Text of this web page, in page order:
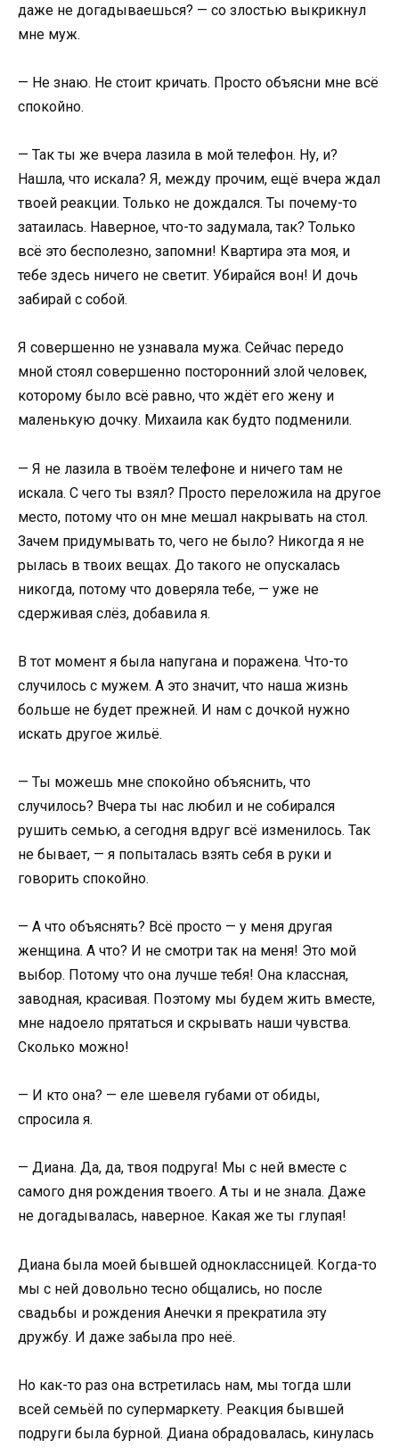
даже не догадываешься? — со злостью выкрикнул
мне муж.
— Не знаю. Не стоит кричать. Просто объясни мне всё
спокойно.
— Так ты же вчера лазила в мой телефон. Ну, и?
Нашла, что искала? Я, между прочим, ещё вчера ждал
твоей реакции. Только не дождался. Ты почему-то
затаилась. Наверное, что-то задумала, так? Только
всё это бесполезно, запомни! Квартира эта моя, и
тебе здесь ничего не светит. Убирайся вон! И дочь
забирай с собой.
Я совершенно не узнавала мужа. Сейчас передо
мной стоял совершенно посторонний злой человек,
которому было всё равно, что ждёт его жену и
маленькую дочку. Михаила как будто подменили.
— Я не лазила в твоём телефоне и ничего там не
искала. С чего ты взял? Просто переложила на другое
место, потому что он мне мешал накрывать на стол.
Зачем придумывать то, чего не было? Никогда я не
рылась в твоих вещах. До такого не опускалась
никогда, потому что доверяла тебе, — уже не
сдерживая слёз, добавила я.
В тот момент я была напугана и поражена. Что-то
случилось с мужем. А это значит, что наша жизнь
больше не будет прежней. И нам с дочкой нужно
искать другое жильё.
— Ты можешь мне спокойно объяснить, что
случилось? Вчера ты нас любил и не собирался
рушить семью, а сегодня вдруг всё изменилось. Так
не бывает, — я попыталась взять себя в руки и
говорить спокойно.
— А что объяснять? Всё просто — у меня другая
женщина. А что? И не смотри так на меня! Это мой
выбор. Потому что она лучше тебя! Она классная,
заводная, красивая. Поэтому мы будем жить вместе,
мне надоело прятаться и скрывать наши чувства.
Сколько можно!
— И кто она? — еле шевеля губами от обиды,
спросила я.
— Диана. Да, да, твоя подруга! Мы с ней вместе с
самого дня рождения твоего. А ты и не знала. Даже
не догадывалась, наверное. Какая же ты глупая!
Диана была моей бывшей одноклассницей. Когда-то
мы с ней довольно тесно общались, но после
свадьбы и рождения Анечки я прекратила эту
дружбу. И даже забыла про неё.
Но как-то раз она встретилась нам, мы тогда шли
всей семьёй по супермаркету. Реакция бывшей
подруги была бурной. Диана обрадовалась, кинулась